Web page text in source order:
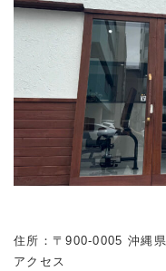
住所：〒900-0005 沖縄
アクセス